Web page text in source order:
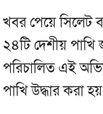
খবর পেয়ে সিলেট
২৪টি দেশীয় পাখি
পরিচালিত এই
পাখি উদ্ধার করা